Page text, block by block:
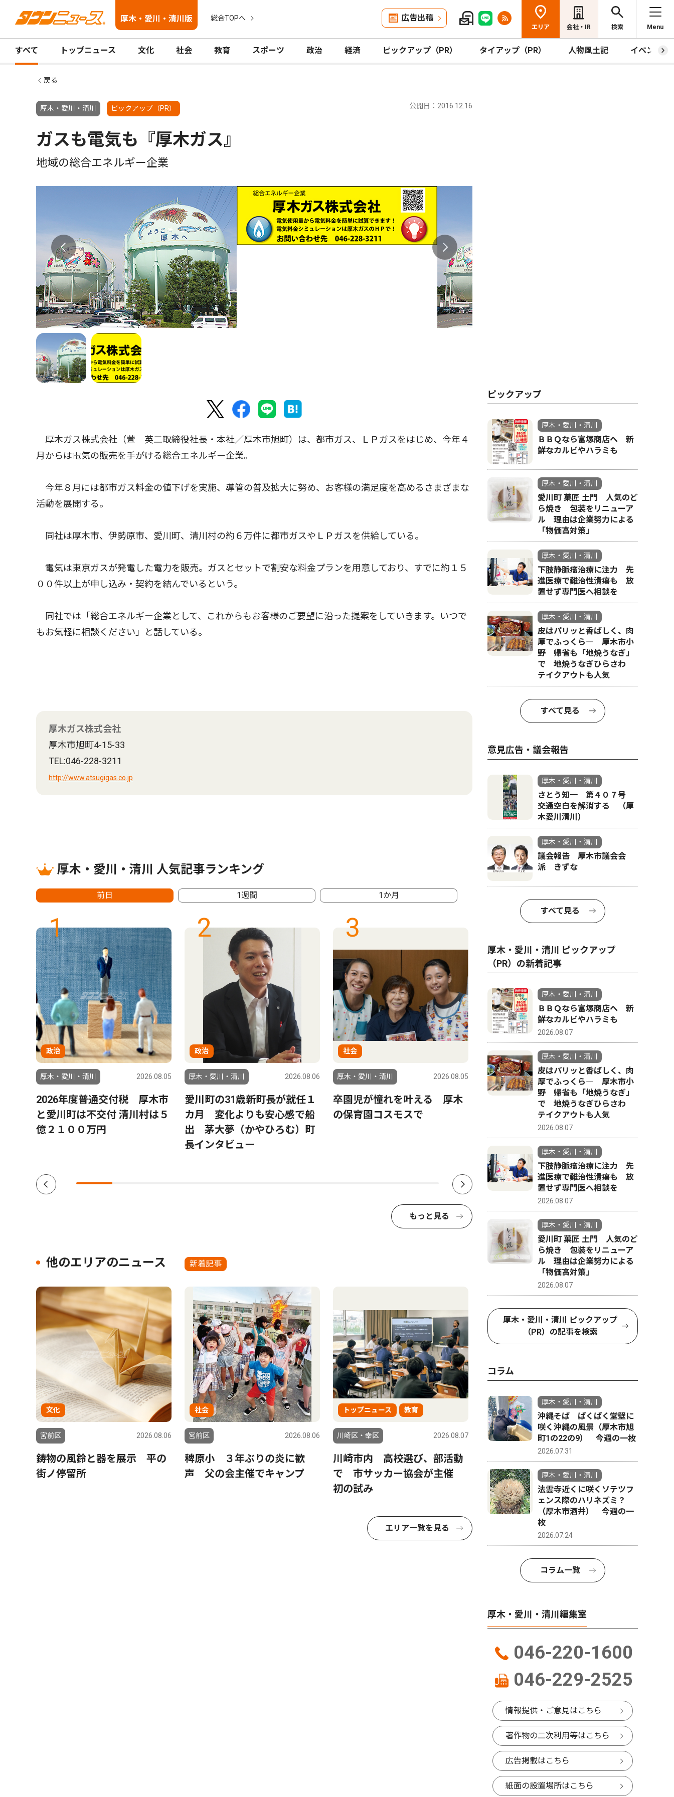
厚木・愛川・清川版 総合TOPへ 広告出稿
エリア 会社・IR 検索 Menu
すべて トップニュース 文化 社会 教育 スポーツ 政治 経済 ピックアップ（PR） タイアップ（PR） 人物風土記 イベント
戻る
厚木・愛川・清川 ピックアップ（PR） 公開日：2016.12.16
ガスも電気も『厚木ガス』
地域の総合エネルギー企業
厚木ガス株式会社（萱 英二取締役社長・本社／厚木市旭町）は、都市ガス、ＬＰガスをはじめ、今年４
月からは電気の販売を手がける総合エネルギー企業。
今年８月には都市ガス料金の値下げを実施、導管の普及拡大に努め、お客様の満足度を高めるさまざまな
活動を展開する。
同社は厚木市、伊勢原市、愛川町、清川村の約６万件に都市ガスやＬＰガスを供給している。
電気は東京ガスが発電した電力を販売。ガスとセットで割安な料金プランを用意しており、すでに約１５
００件以上が申し込み・契約を結んでいるという。
同社では「総合エネルギー企業として、これからもお客様のご要望に沿った提案をしていきます。いつで
もお気軽に相談ください」と話している。
厚木ガス株式会社
厚木市旭町4-15-33
TEL:046-228-3211
http://www.atsugigas.co.jp
厚木・愛川・清川 人気記事ランキング
前日 1週間 1か月
1
政治
厚木・愛川・清川 2026.08.05
2026年度普通交付税 厚木市
と愛川町は不交付 清川村は５
億２１００万円
2
政治
厚木・愛川・清川 2026.08.06
愛川町の31歳新町長が就任１
カ月 変化よりも安心感で船
出 茅大夢（かやひろむ）町
長インタビュー
3
社会
厚木・愛川・清川 2026.08.05
卒園児が憧れを叶える 厚木
の保育園コスモスで
厚木・愛川・清川 2026.08.05
真夏の夜ジャズを満喫 厚木
公園で8月20・21日
ウトも人
もっと見る
他のエリアのニュース 新着記事
文化
宮前区 2026.08.06
鋳物の風鈴と器を展示 平の
街ノ停留所
社会
宮前区 2026.08.06
稗原小 ３年ぶりの炎に歓
声 父の会主催でキャンプ
トップニュース 教育
川崎区・幸区 2026.08.07
川崎市内 高校選び、部活動
で 市サッカー協会が主催
初の試み
エリア一覧を見る
ピックアップ
厚木・愛川・清川
ＢＢＱなら富塚商店へ 新
鮮なカルビやハラミも
厚木・愛川・清川
愛川町 菓匠 土門 人気のど
ら焼き 包装をリニューア
ル 理由は企業努力による
「物価高対策」
厚木・愛川・清川
下肢静脈瘤治療に注力 先
進医療で難治性潰瘍も 放
置せず専門医へ相談を
厚木・愛川・清川
皮はパリッと香ばしく、肉
厚でふっくら― 厚木市小
野 帰省も「地焼うなぎ」
で 地焼うなぎひらさわ
テイクアウトも人気
すべて見る
意見広告・議会報告
厚木・愛川・清川
さとう知一 第４０７号
交通空白を解消する （厚
木愛川清川）
厚木・愛川・清川
議会報告 厚木市議会会
派 きずな
すべて見る
厚木・愛川・清川 ピックアップ
（PR）の新着記事
厚木・愛川・清川
ＢＢＱなら富塚商店へ 新
鮮なカルビやハラミも
2026.08.07
厚木・愛川・清川
皮はパリッと香ばしく、肉
厚でふっくら― 厚木市小
野 帰省も「地焼うなぎ」
で 地焼うなぎひらさわ
テイクアウトも人気
2026.08.07
厚木・愛川・清川
下肢静脈瘤治療に注力 先
進医療で難治性潰瘍も 放
置せず専門医へ相談を
2026.08.07
厚木・愛川・清川
愛川町 菓匠 土門 人気のど
ら焼き 包装をリニューア
ル 理由は企業努力による
「物価高対策」
2026.08.07
厚木・愛川・清川 ピックアップ
（PR）の記事を検索
コラム
厚木・愛川・清川
沖縄そば ぱくぱく堂壁に
咲く沖縄の風景（厚木市旭
町1の22の9） 今週の一枚
2026.07.31
厚木・愛川・清川
法雲寺近くに咲くソテツフ
ェンス際のハリネズミ？
（厚木市酒井） 今週の一
枚
2026.07.24
コラム一覧
厚木・愛川・清川編集室
046-220-1600
046-229-2525
情報提供・ご意見はこちら
著作物の二次利用等はこちら
広告掲載はこちら
紙面の設置場所はこちら